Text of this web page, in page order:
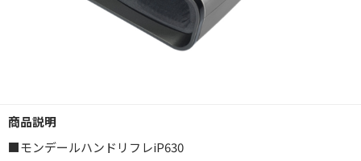
商品説明
■モンデールハンドリフレiP630